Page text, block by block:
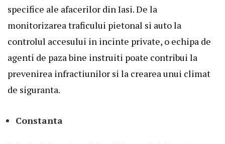
specifice ale afacerilor din Iasi. De la
monitorizarea traficului pietonal si auto la
controlul accesului in incinte private, o echipa de
agenti de paza bine instruiti poate contribui la
prevenirea infractiunilor si la crearea unui climat
de siguranta.
Constanta